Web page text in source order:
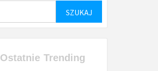
Ostatnie Trending